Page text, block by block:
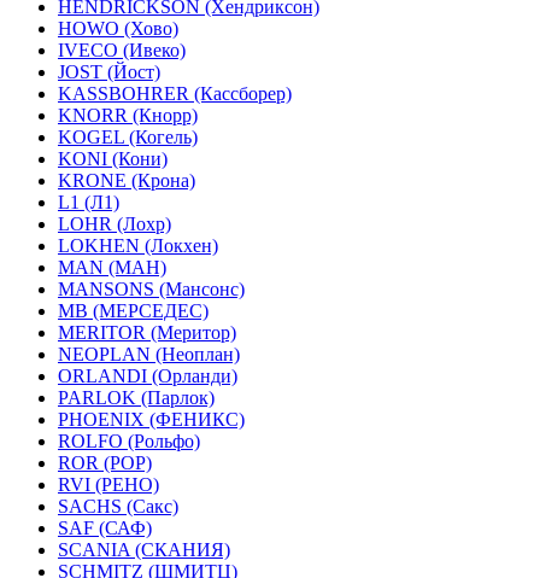
HENDRICKSON (Хендриксон)
HOWO (Хово)
IVECO (Ивеко)
JOST (Йост)
KASSBOHRER (Касcборер)
KNORR (Кнорр)
KOGEL (Когель)
KONI (Кони)
KRONE (Крона)
L1 (Л1)
LOHR (Лохр)
LOKHEN (Локхен)
MAN (МАН)
MANSONS (Мансонс)
MB (МЕРСЕДЕС)
MERITOR (Меритор)
NEOPLAN (Неоплан)
ORLANDI (Орланди)
PARLOK (Парлок)
PHOENIX (ФЕНИКС)
ROLFO (Рольфо)
ROR (РОР)
RVI (РЕНО)
SACHS (Сакс)
SAF (САФ)
SCANIA (СКАНИЯ)
SCHMITZ (ШМИТЦ)